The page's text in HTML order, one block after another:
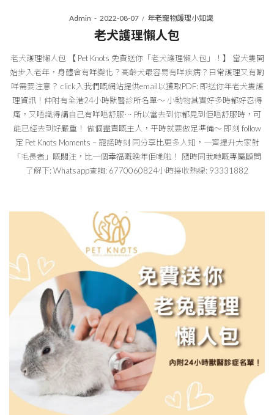
ByAdmin
Posted
on
2022-08-07
Posted
in
年老寵物護理小知識
老犬護理懶人包
老犬護理懶人包 【 Pet Knots 免費送你「老犬護理懶人包」！】 當犬隻開
始步入老年，身體會有咩變化？高齡犬最容易有咩疾病？日常護理又有啲
咩需要注意？ click入我們嘅網站提供email以獲取PDF: 即送你年老犬隻護
理資訊！仲附有全港24小時獸醫診所名單～ 小動物其實好多時都好忍得
痛，又唔識得講自己有咩唔舒服⋯ 所以當去到你都見到佢唔舒服時，可
能已經去到好嚴重！ 做個盡責嘅主人，平時就要做足準備～ 即刻 follow
定 Pet Knots Moments – 寵諾時刻 同分享比更多人知，一齊提升大家對
「毛長者」嘅關注，比一個幸福嘅晚年佢哋啦！ 隨時同我哋嘅專屬顧問
了解下: Whatsapp查詢: 6770060824小時接收熱線: 93331882